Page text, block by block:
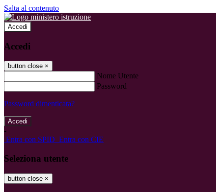
Salta al contenuto
Accedi
Accedi
button close ×
Nome Utente
Password
Password dimenticata?
-
Entra con SPID Entra con CIE
Seleziona utente
button close ×